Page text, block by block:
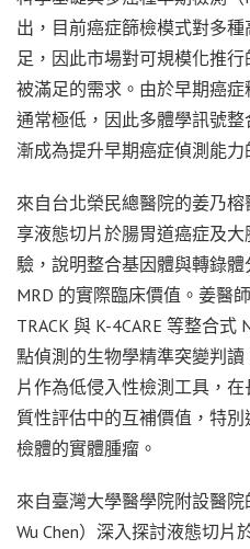
出，目前癌症篩檢模式對多
足，因此市場對可規模化推
被滿足的需求。由於早期癌
通常極低，因此多體學訊號
漸成為提升早期癌症偵測能力
來自台北榮民總醫院的姜乃榕
享液態切片於腸胃道癌症及
驗，說明整合基因體與轉錄
MRD 的實際臨床價值。姜醫
TRACK 與 K-4CARE 等整合
點偵測的生物學精準突變判
片作為低侵入性檢測工具，
質性評估中的互補價值，特
檢體的實體腫瘤。
來自臺灣大學醫學院附設醫院
Wu Chen）深入探討液態切